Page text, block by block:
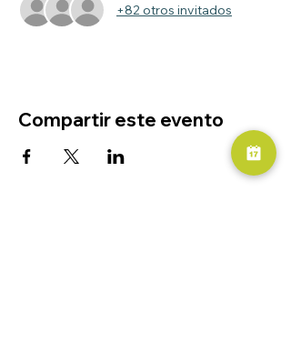
+82 otros invitados
Compartir este evento